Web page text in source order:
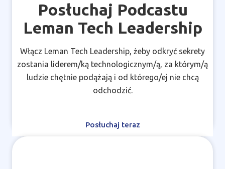
Posłuchaj Podcastu
Leman Tech Leadership
Włącz Leman Tech Leadership, żeby odkryć sekrety
zostania liderem/ką technologicznym/ą, za którym/ą
ludzie chętnie podążają i od którego/ej nie chcą
odchodzić.
Posłuchaj teraz